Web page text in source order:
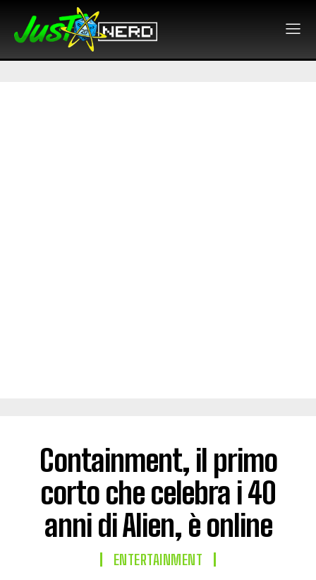
Containment, il primo
corto che celebra i 40
anni di Alien, è online
ENTERTAINMENT